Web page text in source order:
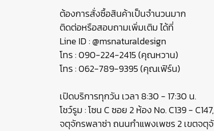
ต้องการสั่งซื้อสินค้าเป็นจำนวนมาก
ติดต่อหรือสอบถามเพิ่มเติม ได้ที่
Line ID : @msnaturaldesign
โทร : 090-224-2415 (คุณหวาน)
โทร : 062-789-9395 (คุณเฟิร์น)
เปิดบริการทุกวัน เวลา 8:30 - 17:30 น.
โชว์รูม : โซน C ซอย 2 ห้อง No. C139 -
จตุจักรพลาซ่า ถนนกำแพงเพชร 2 เขตจตุ